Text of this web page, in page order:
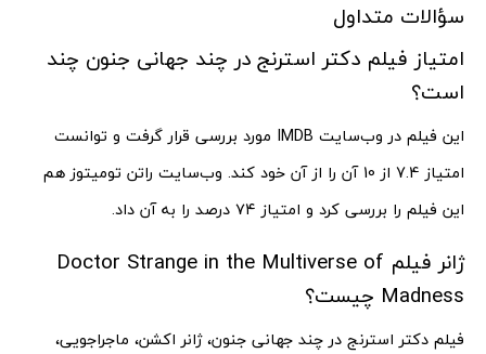
سؤالات متداول
امتیاز فیلم دکتر استرنج در چند جهانی جنون چند
است؟
این فیلم در وب‌سایت IMDB مورد بررسی قرار گرفت و توانست
امتیاز 7.4 از 10 آن را از آن خود کند. وب‌سایت راتن تومیتوز هم
این فیلم را بررسی کرد و امتیاز ۷۴ درصد را به آن داد.
ژانر فیلم Doctor Strange in the Multiverse of
Madness چیست؟
فیلم دکتر استرنج در چند جهانی جنون، ژانر اکشن، ماجراجویی،